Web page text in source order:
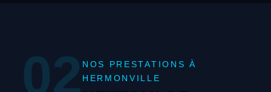
02 NOS PRESTATIONS À
HERMONVILLE